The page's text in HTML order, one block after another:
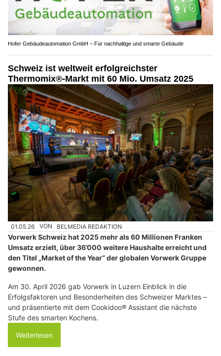
Hofer Gebäudeautomation GmbH – Für nachhaltige und smarte Gebäude
Schweiz ist weltweit erfolgreichster
Thermomix®-Markt mit 60 Mio. Umsatz 2025
01.05.26 VON BELMEDIA REDAKTION
Vorwerk Schweiz hat 2025 mehr als 60 Millionen Franken
Umsatz erzielt, über 36’000 weitere Haushalte erreicht und
den Titel „Market of the Year“ der globalen Vorwerk Gruppe
gewonnen.
Am 30. April 2026 gab Vorwerk in Luzern Einblick in die
Erfolgsfaktoren und Besonderheiten des Schweizer Marktes –
und präsentierte mit dem Cookidoo® Assistant die nächste
Stufe des smarten Kochens.
Weiterlesen